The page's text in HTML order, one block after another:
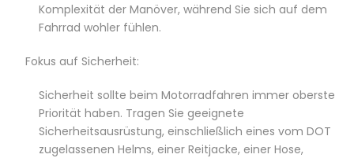
Komplexität der Manöver, während Sie sich auf dem
Fahrrad wohler fühlen.
Fokus auf Sicherheit:
Sicherheit sollte beim Motorradfahren immer oberste
Priorität haben. Tragen Sie geeignete
Sicherheitsausrüstung, einschließlich eines vom DOT
zugelassenen Helms, einer Reitjacke, einer Hose,